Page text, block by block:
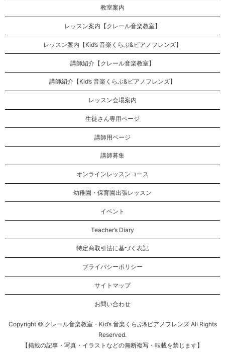
教室案内
レッスン案内【クレール音楽教室】
レッスン案内【Kid’s 音楽くらぶ&ピアノフレンズ】
講師紹介【クレール音楽教室】
講師紹介【Kid’s 音楽くらぶ&ピアノフレンズ】
レッスン会場案内
生徒さん専用ページ
講師用ページ
講師募集
オンラインレッスンコース
幼稚園・保育園出張レッスン
イベント
Teacher’s Diary
特定商取引法に基づく表記
プライバシーポリシー
サイトマップ
お問い合わせ
Copyright © クレール音楽教室・Kid’s 音楽くらぶ&ピアノフレンズ All Rights
Reserved.
【掲載の記事・写真・イラストなどの無断複写・転載を禁じます】